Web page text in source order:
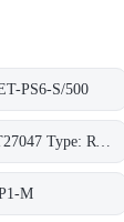
PS6-S/500
M